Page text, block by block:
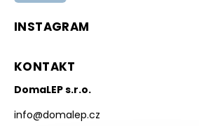
INSTAGRAM
KONTAKT
DomaLEP s.r.o.
info@domalep.cz